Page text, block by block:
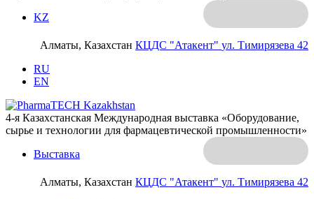
Алматы, Казахстан КЦДС "Атакент" ул. Тимирязева 42
KZ
RU
EN
4-я Казахстанская Международная выставка «Оборудование,
сырье и технологии для фармацевтической промышленности»
Алматы, Казахстан КЦДС "Атакент" ул. Тимирязева 42
Выставка